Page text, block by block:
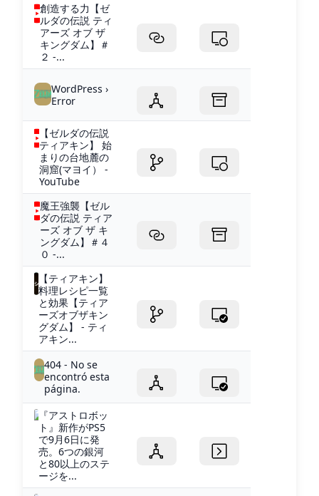
創造する力【ゼ
ルダの伝説 ティ
アーズ オブ ザ
キングダム】＃
２ -...
WordPress ›
Error
【ゼルダの伝説
ティアキン】 始
まりの台地麓の
洞窟(マヨイ） -
YouTube
魔王強襲【ゼル
ダの伝説 ティア
ーズ オブ ザ キ
ングダム】＃４
０ -...
【ティアキン】
料理レシピ一覧
と効果【ティア
ーズオブザキン
グダム】 - ティ
アキン...
404 - No se
encontró esta
página.
『アストロボッ
ト』新作がPS5
で9月6日に発
売。6つの銀河
と80以上のステ
ージを...